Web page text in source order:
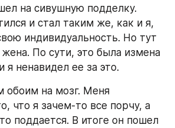
на сивушную подделку.
и стал таким же, как и я,
индивидуальность. Но тут
По сути, это была измена
я ненавидел ее за это.
обоим на мозг. Меня
что я зачем-то все порчу, а
поддается. В итоге он пошел